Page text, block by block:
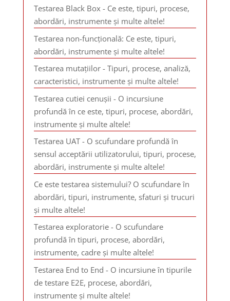
Testarea Black Box - Ce este, tipuri, procese,
abordări, instrumente și multe altele!
Testarea non-funcțională: Ce este, tipuri,
abordări, instrumente și multe altele!
Testarea mutațiilor - Tipuri, procese, analiză,
caracteristici, instrumente și multe altele!
Testarea cutiei cenușii - O incursiune
profundă în ce este, tipuri, procese, abordări,
instrumente și multe altele!
Testarea UAT - O scufundare profundă în
sensul acceptării utilizatorului, tipuri, procese,
abordări, instrumente și multe altele!
Ce este testarea sistemului? O scufundare în
abordări, tipuri, instrumente, sfaturi și trucuri
și multe altele!
Testarea exploratorie - O scufundare
profundă în tipuri, procese, abordări,
instrumente, cadre și multe altele!
Testarea End to End - O incursiune în tipurile
de testare E2E, procese, abordări,
instrumente și multe altele!